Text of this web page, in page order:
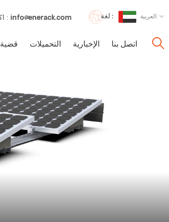
اكتب لنا : info@enerack.com لغة : العربية
قضية التحميلات الإخبارية اتصل بنا